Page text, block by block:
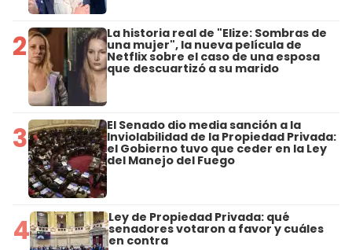
2 La historia real de "Elize: Sombras de
una mujer", la nueva película de
Netflix sobre el caso de una esposa
que descuartizó a su marido
3 El Senado dio media sanción a la
Inviolabilidad de la Propiedad Privada:
el Gobierno tuvo que ceder en la Ley
del Manejo del Fuego
4 Ley de Propiedad Privada: qué
senadores votaron a favor y cuáles
en contra